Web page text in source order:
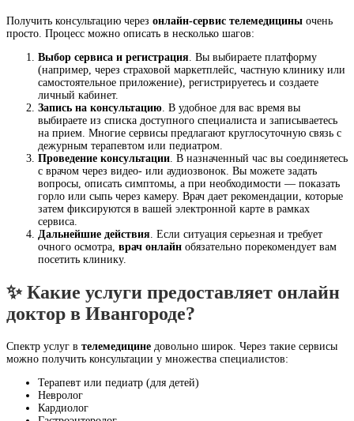
Получить консультацию через онлайн-сервис телемедицины очень
просто. Процесс можно описать в несколько шагов:
Выбор сервиса и регистрация. Вы выбираете платформу
(например, через страховой маркетплейс, частную клинику или
самостоятельное приложение), регистрируетесь и создаете
личный кабинет.
Запись на консультацию. В удобное для вас время вы
выбираете из списка доступного специалиста и записываетесь
на прием. Многие сервисы предлагают круглосуточную связь с
дежурным терапевтом или педиатром.
Проведение консультации. В назначенный час вы соединяетесь
с врачом через видео- или аудиозвонок. Вы можете задать
вопросы, описать симптомы, а при необходимости — показать
горло или сыпь через камеру. Врач дает рекомендации, которые
затем фиксируются в вашей электронной карте в рамках
сервиса.
Дальнейшие действия. Если ситуация серьезная и требует
очного осмотра, врач онлайн обязательно порекомендует вам
посетить клинику.
✨ Какие услуги предоставляет онлайн
доктор в Ивангороде?
Спектр услуг в телемедицине довольно широк. Через такие сервисы
можно получить консультации у множества специалистов:
Терапевт или педиатр (для детей)
Невролог
Кардиолог